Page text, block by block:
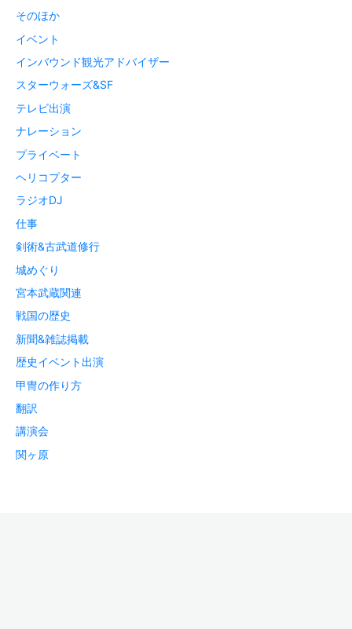
そのほか
イベント
インバウンド観光アドバイザー
スターウォーズ&SF
テレビ出演
ナレーション
プライベート
ヘリコプター
ラジオDJ
仕事
剣術&古武道修行
城めぐり
宮本武蔵関連
戦国の歴史
新聞&雑誌掲載
歴史イベント出演
甲冑の作り方
翻訳
講演会
関ヶ原